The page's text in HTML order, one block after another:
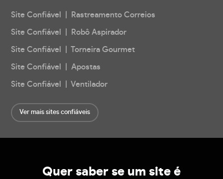
Site Confiável | Rastreamento Correios
Site Confiável | Robô Aspirador
Site Confiável | Torneira Gourmet
Site Confiável | Apostas
Site Confiável | Ventilador
Ver mais sites confiáveis
Quer saber se um site é